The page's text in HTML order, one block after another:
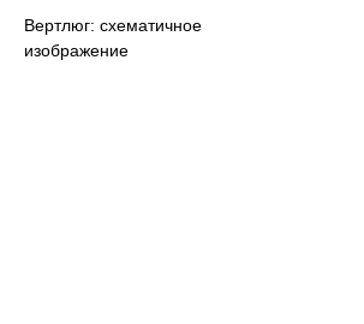
Вертлюг: схематичное
изображение